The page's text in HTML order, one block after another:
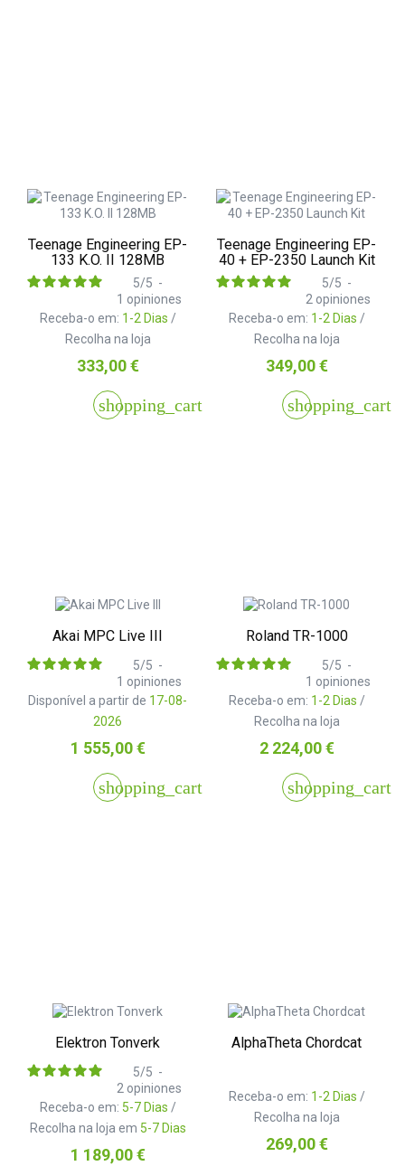
Teenage Engineering EP-
133 K.O. II 128MB
Receba-o em: 1-2 Dias /
Recolha na loja
5/5 -
1 opiniones
Preço
333,00 €
shopping_cart
Teenage Engineering EP-
40 + EP-2350 Launch Kit
Receba-o em: 1-2 Dias /
Recolha na loja
5/5 -
2 opiniones
Preço
349,00 €
shopping_cart
Akai MPC Live III
Disponível a partir de 17-08-
2026
5/5 -
1 opiniones
Preço
1 555,00 €
shopping_cart
Roland TR-1000
Receba-o em: 1-2 Dias /
Recolha na loja
5/5 -
1 opiniones
Preço
2 224,00 €
shopping_cart
Elektron Tonverk
Receba-o em: 5-7 Dias /
Recolha na loja em 5-7 Dias
5/5 -
2 opiniones
Preço
1 189,00 €
AlphaTheta Chordcat
Receba-o em: 1-2 Dias /
Recolha na loja
Preço
269,00 €